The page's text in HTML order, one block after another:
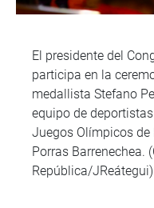
El presidente del
participa en la
medallista Stefano
equipo de
Juegos Olímpicos de
Porras Barrenechea.
República/JReátegui)